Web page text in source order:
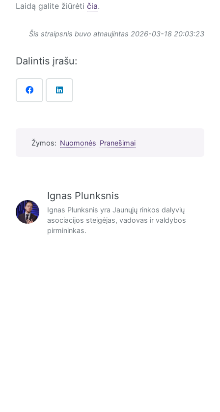
Laidą galite žiūrėti čia.
Šis straipsnis buvo atnaujintas 2026-03-18 20:03:23
Dalintis įrašu:
Žymos: Nuomonės Pranešimai
Ignas Plunksnis
Ignas Plunksnis yra Jaunųjų rinkos dalyvių
asociacijos steigėjas, vadovas ir valdybos
pirmininkas.